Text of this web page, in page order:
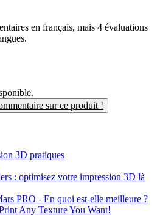
en français, mais 4 évaluations
sur ce produit !
3D pratiques
: optimisez votre impression 3D là
PRO - En quoi est-elle meilleure ?
Any Texture You Want!